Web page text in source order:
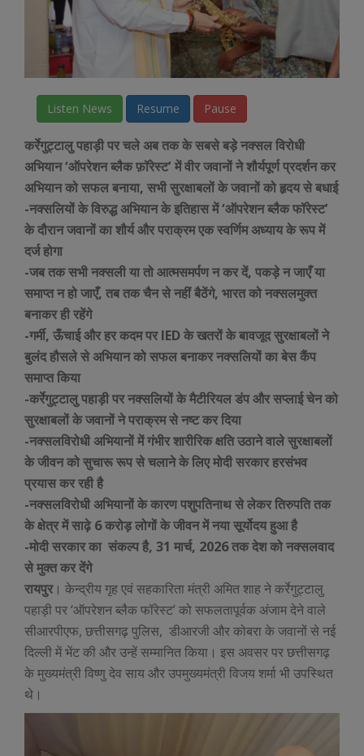
Listen News Resume Pause
कर्रेगुट्टालु पहाड़ी पर चले अब तक के सबसे बड़े नक्सल विरोधी
अभियान ‘ऑपरेशन ब्लैक फ़ॉरेस्ट’ में वीर जवानों ने शौर्यपूर्ण प्रदर्शन कर
अभियान को सफल बनाया, सभी सुरक्षाबलों के जवानों को हृदय से बधाई
-नक्सलियों के विरुद्ध अभियान के इतिहास में ‘ऑपरेशन ब्लैक फॉरेस्ट’
के दौरान जवानों का शौर्य और पराक्रम एक स्वर्णिम अध्याय के रूप में
दर्ज होगा
-जब तक सभी नक्सली या तो आत्मसमर्पण न कर दें, पकड़े न जाएँ या
समाप्त न हो जाएँ, तब तक चैन से नहीं बैठेंगे, भारत को नक्सलमुक्त
बनाकर ही रहेंगे
-गर्मी, ऊँचाई और हर कदम पर IED के खतरों के बावजूद सुरक्षाबलों ने
बुलंद हौसले से अभियान को सफल बनाकर नक्सलियों का बेस कैंप
समाप्त किया
-कर्रेगुट्टालु पहाड़ी पर नक्सलियों के मैटीरियल डंप और सप्लाई चेन को
सुरक्षाबलों के जवानों ने पराक्रम से नष्ट कर दिया
-नक्सलविरोधी अभियानों में गंभीर शारीरिक क्षति उठाने वाले सुरक्षाबलों
के जीवन को सुचारू रूप से चलाने के लिए मोदी सरकार हरसंभव
प्रयास कर रही है
-नक्सलविरोधी अभियानों के कारण पशुपतिनाथ से लेकर तिरुपति तक
के क्षेत्र में साढ़े 6 करोड़ लोगों के जीवन में नया सूर्योदय हुआ है
-मोदी सरकार का संकल्प है, 31 मार्च, 2026 तक देश को नक्सलवाद
से मुक्त कर देंगे
रायपुर। केन्द्रीय गृह एवं सहकारिता मंत्री अमित शाह ने कर्रेगुट्टालु
पहाड़ी पर ‘ऑपरेशन ब्लैक फॉरेस्ट’ को सफलतापूर्वक अंजाम देने वाले
सीआरपीएफ, छत्तीसगढ़ पुलिस, डीआरजी और कोबरा के जवानों से नई
दिल्ली में भेंट की और उन्हें सम्मानित किया। इस अवसर पर छत्तीसगढ़
के मुख्यमंत्री विष्णु देव साय और उपमुख्यमंत्री विजय शर्मा भी उपस्थित
थे।